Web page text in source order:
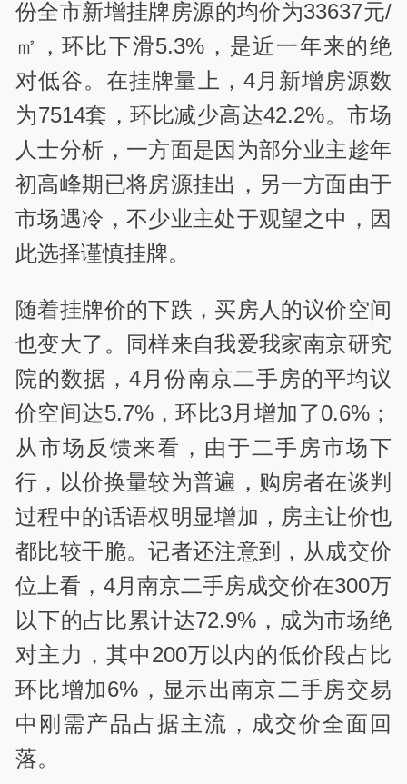
份全市新增挂牌房源的均价为33637元/
㎡，环比下滑5.3%，是近一年来的绝
对低谷。在挂牌量上，4月新增房源数
为7514套，环比减少高达42.2%。市场
人士分析，一方面是因为部分业主趁年
初高峰期已将房源挂出，另一方面由于
市场遇冷，不少业主处于观望之中，因
此选择谨慎挂牌。
随着挂牌价的下跌，买房人的议价空间
也变大了。同样来自我爱我家南京研究
院的数据，4月份南京二手房的平均议
价空间达5.7%，环比3月增加了0.6%；
从市场反馈来看，由于二手房市场下
行，以价换量较为普遍，购房者在谈判
过程中的话语权明显增加，房主让价也
都比较干脆。记者还注意到，从成交价
位上看，4月南京二手房成交价在300万
以下的占比累计达72.9%，成为市场绝
对主力，其中200万以内的低价段占比
环比增加6%，显示出南京二手房交易
中刚需产品占据主流，成交价全面回
落。